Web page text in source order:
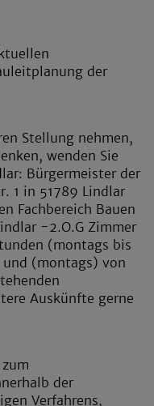
der
Stellung nehmen,
wenden Sie
Bürgermeister der
1 in 51789 Lindlar
Fachbereich Bauen
-2.O.G Zimmer
(montags bis
(montags) von
Auskünfte gerne
der
Verfahrens,